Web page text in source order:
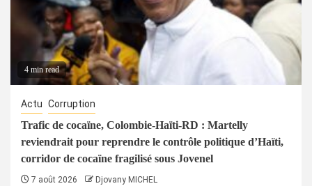
4 min read
Actu Corruption
Trafic de cocaïne, Colombie-Haïti-RD : Martelly
reviendrait pour reprendre le contrôle politique d’Haïti,
corridor de cocaïne fragilisé sous Jovenel
7 août 2026 Djovany MICHEL